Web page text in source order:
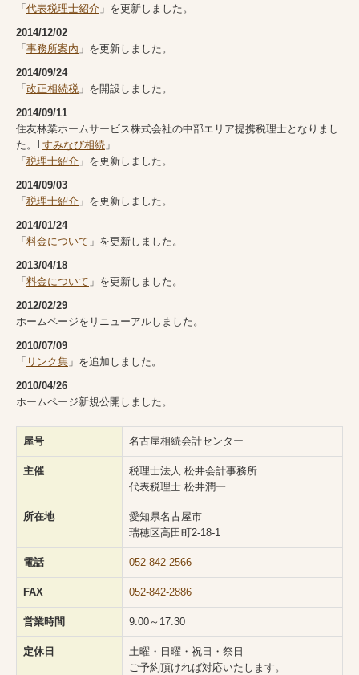
「 代表税理士紹介 」を更新しました。
2014/12/02
「 事務所案内 」を更新しました。
2014/09/24
「 改正相続税 」を開設しました。
2014/09/11
住友林業ホームサービス株式会社の中部エリア提携税理士となりまし
た。｢ すみなび相続 」
「 税理士紹介 」を更新しました。
2014/09/03
「 税理士紹介 」を更新しました。
2014/01/24
「 料金について 」を更新しました。
2013/04/18
「 料金について 」を更新しました。
2012/02/29
ホームページをリニューアルしました。
2010/07/09
「 リンク集 」を追加しました。
2010/04/26
ホームページ新規公開しました。
屋号 名古屋相続会計センター
主催
税理士法人 松井会計事務所
代表税理士 松井潤一
所在地
愛知県名古屋市
瑞穂区高田町2-18-1
電話 052-842-2566
FAX 052-842-2886
営業時間 9:00～17:30
定休日
土曜・日曜・祝日・祭日
ご予約頂ければ対応いたします。